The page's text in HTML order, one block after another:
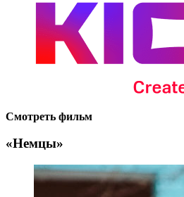
Смотреть фильм
«Немцы»